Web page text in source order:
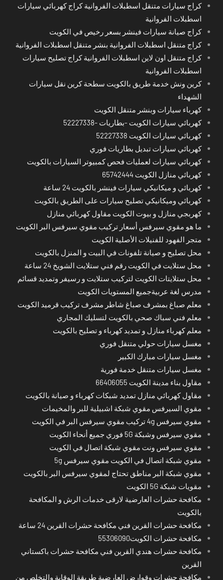
كراج سيارات متنقل اسطبلات الفروانية كراج كهربائي سيارات
اسطبلات الفروانية
كراج صيانة سيارات فينشر بسعر رخيص في الكويت
كراج متنقل اسطبلات الفروانية بنشر متنقل اسطبلات الفروانية
كراج متنقل اون لاين اسطبلات الفروانية كراج تصليح سيارات
اسطبلات الفروانية
كرين ونش خدمة طريق بالكويت سطحة كرين نقل سيارات
الشهداء
كهرباء سيارات وبنشر متنقل الكويت
كهربائي سيارات الكويت -بطاريات -52227338
كهربائي سيارات الكويت 52227338
كهربائي سيارات تبديل بطاريات فوري
كهربائي سيارات لعمليات فحص كمبيوتر السيارات بالكويت
كهربائي منازل الكويت 65742444
كهربائي و ميكانيكي سيارات فينشر بالكويت 24 ساعة
كهربائي وميكانيكي تصليح سيارات على الطريق بالكويت
كهربجي منازل و بيوت الكويت مقاول كهربائي منازل
ما هو مقوي سيرفس أسعار تركيب مقوي سيرفس البر الكويت
متجر الفهود للفنيلات الأصلية الكويت
محل تصليح و صيانة تلفونات في البيت و المنزل بالكويت
محل ستلايت في الكويت رقم فني ستلايت الشويخ 24 ساعة
محل ستلايتات الكويت لتركيب ستلايت و رسيفر وتمديد قسائم
مدرس لغة عربيةجميع المستويات الكويت
معلم صباغ بمشرف صباغ شاطر مشرف تركيب قرميد الكويت
معلم فني سباك صحي بالكويت لتسليك المجاري
معلم كهرباء منازل و تمديد كهرباء و تصليح بالكويت
مغسل سيارات حولي متنقل فوري
مغسل سيارات مبارك الكبير
مغسل سيارات متنقل خدمة فورية
مقاول بناء مدينة الكويت 66406055
مقاول كهربائي منازل تمديد شبكات كهرباء و صيانة بالكويت
مقوي السيرفس مقوي شبكة اشبيلية للبر والمخيمات
مقوي سيرفس 4g تركيب مقوي سيرفس البر في الكويت
مقوي سيرفس وشبكة 5G فوري جميع أنحاء الكويت
مقوي سيرفس ونت مقوي شبكة اتصال في الكويت
مقوي شبكة اتصال في الكويت مقوي سيرفس 5g
مقوي شبكة البر مناطق تحتاج لمقوي سيرفس البر بالكويت
مقويات شبكة 5G الكويت
مكافحة حشرات العارضية لارقى خدمات الرش و المكافحة
بالكويت
مكافحة حشرات القرين فني مكافحة حشرات القرين 24 ساعة
مكافحة حشرات الكويت55306090
مكافحة حشرات هندي القرين فني مكافحة حشرات باكستاني
القرين
مكافحة حشرات وقوارض العارضية طريقة الوقاية والتخلص من